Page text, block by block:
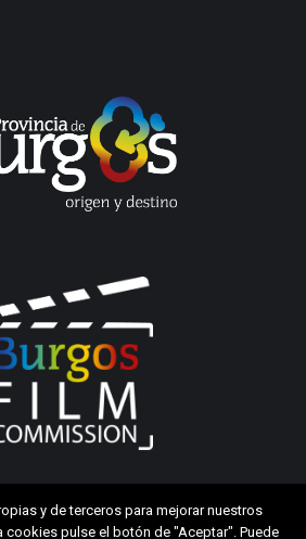
y de terceros para mejorar nuestros
cookies pulse el botón de "Aceptar". Puede